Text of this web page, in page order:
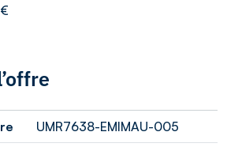
UMR7638-EMIMAU-005